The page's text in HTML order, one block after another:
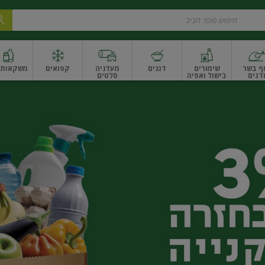
בשר
ודגים
שימורים
בישול ואפיה
דגנים מעדניה
סלטים
ונקניקים
קפואים משקאות
ואגוזיםפירות יבשים ארוזפירות יבשים בתפזורתפיצוחים, אגוזים